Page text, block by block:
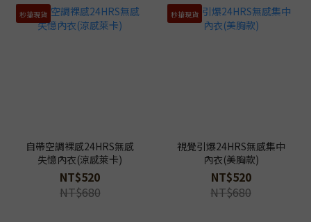
秒搶現貨
自帶空調裸感24HRS無感
失憶內衣(涼感萊卡)
NT$520
NT$680
秒搶現貨
視覺引爆24HRS無感集中
內衣(美胸款)
NT$520
NT$680